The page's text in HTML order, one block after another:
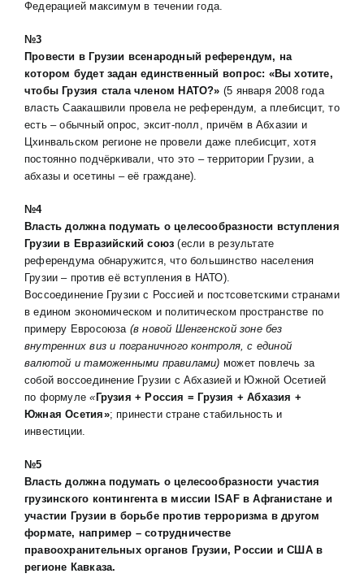
Федерацией максимум в течении года.
№3
Провести в Грузии всенародный референдум, на
котором будет задан единственный вопрос: «Вы хотите,
чтобы Грузия стала членом НАТО?» (5 января 2008 года
власть Саакашвили провела не референдум, а плебисцит, то
есть – обычный опрос, эксит-полл, причём в Абхазии и
Цхинвальском регионе не провели даже плебисцит, хотя
постоянно подчёркивали, что это – территории Грузии, а
абхазы и осетины – её граждане).
№4
Власть должна подумать о целесообразности вступления
Грузии в Евразийский союз(если в результате
референдума обнаружится, что большинство населения
Грузии – против её вступления в НАТО).
Воссоединение Грузии c Россией и постсоветскими странами
в едином экономическом и политическом пространстве по
примеру Евросоюза (в новой Шенгенской зоне без
внутренних виз и пограничного контроля, с единой
валютой и таможенными правилами) может повлечь за
собой воссоединение Грузии с Абхазией и Южной Осетией
по формуле« Грузия + Россия = Грузия + Абхазия +
Южная Осетия»; принести стране стабильность и
инвестиции.
№5
Власть должна подумать о целесообразности участия
грузинского контингента в миссии
ISAFв Афганистане и
участии Грузии в борьбе против терроризма в другом
формате, например – сотрудничестве
правоохранительных органов Грузии, России и США в
регионе Кавказа.